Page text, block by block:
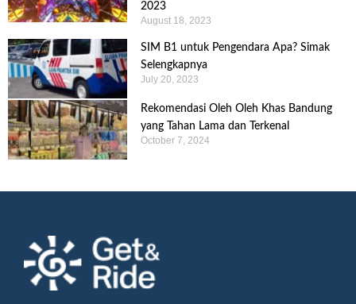
2023
August 18, 2023
SIM B1 untuk Pengendara Apa? Simak
Selengkapnya
July 20, 2023
Rekomendasi Oleh Oleh Khas Bandung
yang Tahan Lama dan Terkenal
October 7, 2024